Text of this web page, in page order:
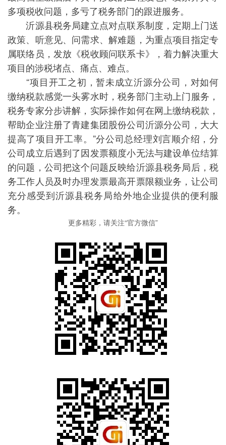
多项税收问题，多亏了税务部门的跟进服务。
沂源县税务局建立点对点联系制度，定期上门送
政策、听意见、问需求、解难题，为重点项目指定专
属联络员，发放《税收顾问联系卡》，着力解决重大
项目的涉税堵点、痛点、难点。
“项目开工之初，暂未成立沂源分公司，对如何
缴纳税款感觉一头雾水时，税务部门主动上门服务，
税务专家分步讲解，实际操作如何在网上缴纳税款，
帮助企业注册了青建集团股份公司沂源分公司，大大
提高了项目开工率。”分公司总经理刘言顺介绍，分
公司成立后遇到了因发票额度小无法与建设单位结算
的问题，公司把这个问题反映给沂源县税务局后，税
务工作人员及时办理发票最高开票限额业务，让公司
充分感受到沂源县税务局给外地企业提供的便利服
务。
更多精彩，请关注“官方微信”